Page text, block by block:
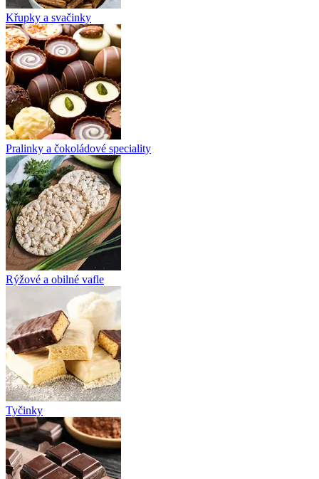
Křupky a svačinky
Pralinky a čokoládové speciality
Rýžové a obilné vafle
Tyčinky